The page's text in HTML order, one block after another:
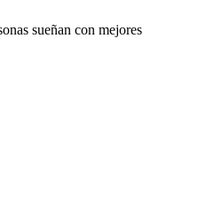
sueñan con mejores